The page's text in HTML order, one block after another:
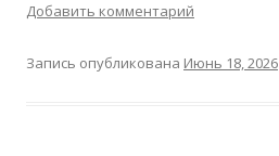
Добавить комментарий
Запись опубликована Июнь 18, 2026